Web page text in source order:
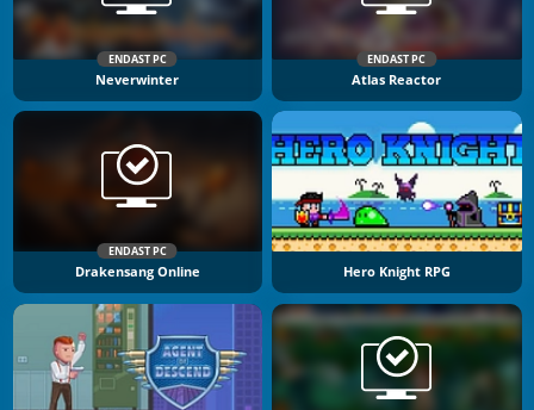
ENDAST PC
Neverwinter
ENDAST PC
Atlas Reactor
ENDAST PC
Drakensang Online Hero Knight RPG